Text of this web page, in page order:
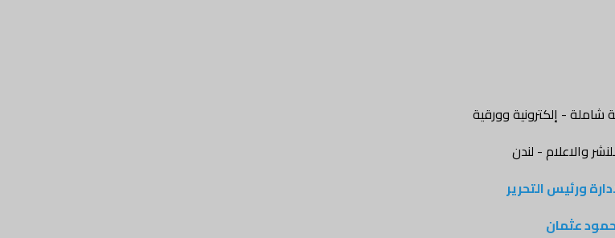
- إلكترونية وورقية
والاعلام - لندن
ورئيس التحرير
عثمان